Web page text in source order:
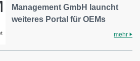
Management GmbH launcht
weiteres Portal für OEMs
mehr